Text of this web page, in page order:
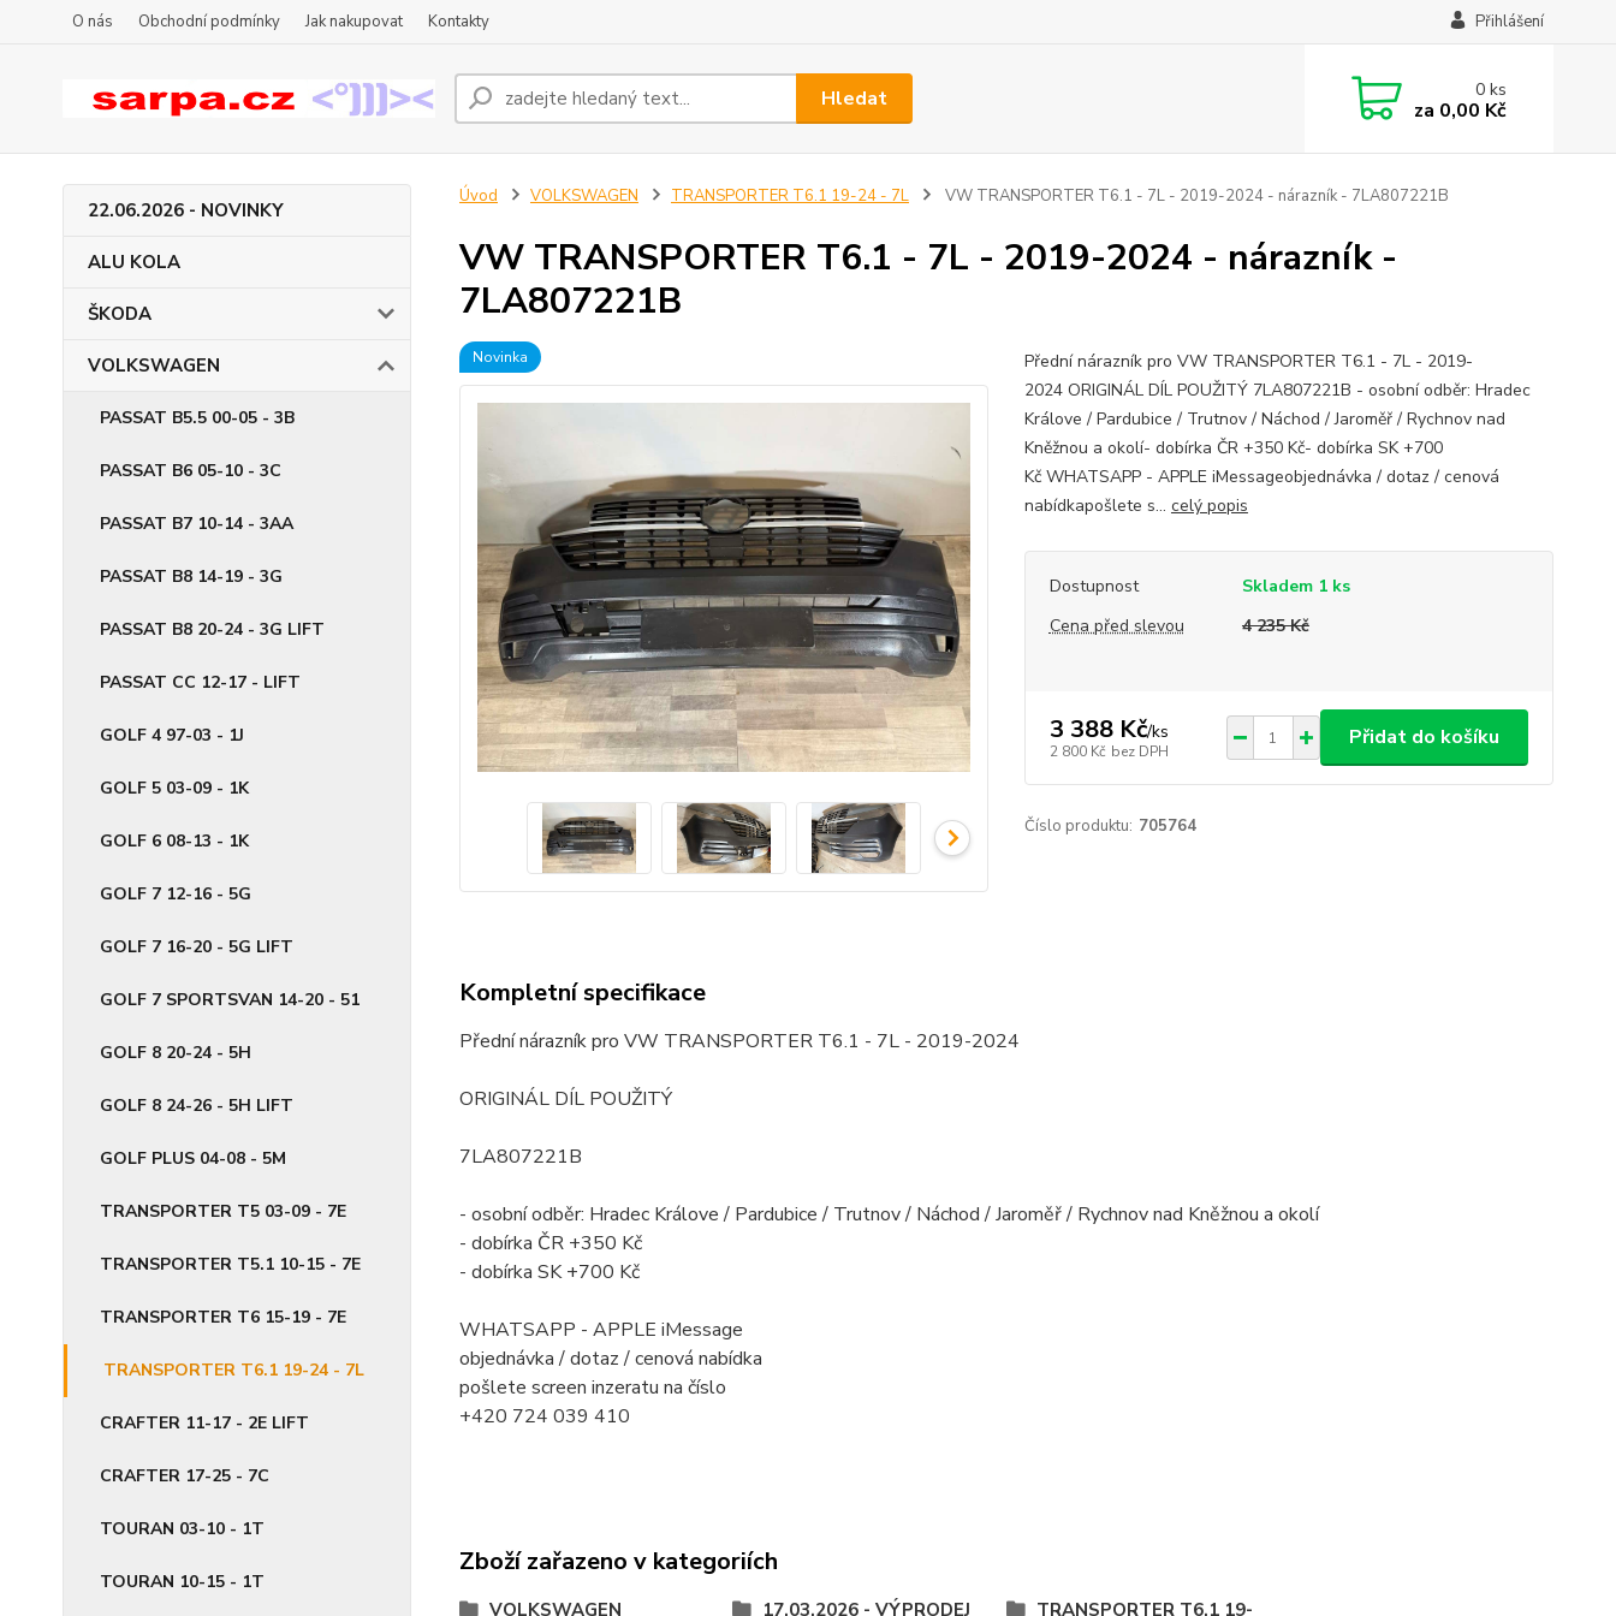
O nás Obchodní podmínky Jak nakupovat Kontakty Přihlášení
Hledat 0ks
za 0,00 Kč
22.06.2026 - NOVINKY
ALU KOLA
ŠKODA
VOLKSWAGEN
PASSAT B5.5 00-05 - 3B
PASSAT B6 05-10 - 3C
PASSAT B7 10-14 - 3AA
PASSAT B8 14-19 - 3G
PASSAT B8 20-24 - 3G LIFT
PASSAT CC 12-17 - LIFT
GOLF 4 97-03 - 1J
GOLF 5 03-09 - 1K
GOLF 6 08-13 - 1K
GOLF 7 12-16 - 5G
GOLF 7 16-20 - 5G LIFT
GOLF 7 SPORTSVAN 14-20 - 51
GOLF 8 20-24 - 5H
GOLF 8 24-26 - 5H LIFT
GOLF PLUS 04-08 - 5M
TRANSPORTER T5 03-09 - 7E
TRANSPORTER T5.1 10-15 - 7E
TRANSPORTER T6 15-19 - 7E
TRANSPORTER T6.1 19-24 - 7L
CRAFTER 11-17 - 2E LIFT
CRAFTER 17-25 - 7C
TOURAN 03-10 - 1T
TOURAN 10-15 - 1T
Úvod VOLKSWAGEN TRANSPORTER T6.1 19-24 - 7L VW TRANSPORTER T6.1 - 7L - 2019-2024 - nárazník - 7LA807221B
VW TRANSPORTER T6.1 - 7L - 2019-2024 - nárazník -
7LA807221B
Novinka
Přední nárazník pro VW TRANSPORTER T6.1 - 7L - 2019-
2024 ORIGINÁL DÍL POUŽITÝ 7LA807221B - osobní odběr: Hradec
Králove / Pardubice / Trutnov / Náchod / Jaroměř / Rychnov nad
Kněžnou a okolí- dobírka ČR +350 Kč- dobírka SK +700
Kč WHATSAPP - APPLE iMessageobjednávka / dotaz / cenová
nabídkapošlete s... celý popis
Dostupnost
Skladem 1 ks
Cena před slevou
4 235 Kč
3 388 Kč/ks
2 800 Kč bez DPH
Přidat do košíku
Číslo produktu: 705764
Kompletní specifikace
Přední nárazník pro VW TRANSPORTER T6.1 - 7L - 2019-2024
ORIGINÁL DÍL POUŽITÝ
7LA807221B
- osobní odběr: Hradec Králove / Pardubice / Trutnov / Náchod / Jaroměř / Rychnov nad Kněžnou a okolí
- dobírka ČR +350 Kč
- dobírka SK +700 Kč
WHATSAPP - APPLE iMessage
objednávka / dotaz / cenová nabídka
pošlete screen inzeratu na číslo
+420 724 039 410
Zboží zařazeno v kategoriích
VOLKSWAGEN 17.03.2026 - VÝPRODEJ TRANSPORTER T6.1 19-